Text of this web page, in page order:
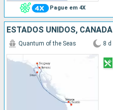
Pague em 4X
ESTADOS UNIDOS, CANADÁ
Quantum of the Seas 8 d